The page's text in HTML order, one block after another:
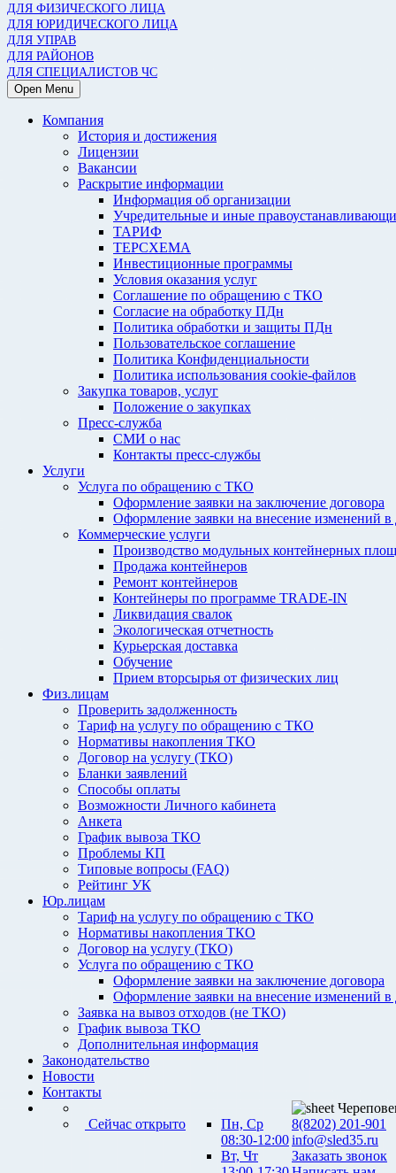
ДЛЯ ФИЗИЧЕСКОГО ЛИЦА
ДЛЯ ЮРИДИЧЕСКОГО ЛИЦА
ДЛЯ УПРАВ
ДЛЯ РАЙОНОВ
ДЛЯ СПЕЦИАЛИСТОВ ЧС
Open Menu
Компания
История и достижения
Лицензии
Вакансии
Раскрытие информации
Информация об организации
Учредительные и иные
ТАРИФ
ТЕРСХЕМА
Инвестиционные программы
Условия оказания услуг
Соглашение по обращению с ТКО
Согласие на обработку ПДн
Политика обработки и защиты ПДн
Пользовательское соглашение
Политика Конфиденциальности
Политика использования cookie-файлов
Закупка товаров, услуг
Положение о закупках
Пресс-служба
СМИ о нас
Контакты пресс-службы
Услуги
Услуга по обращению с ТКО
Оформление заявки на заключение договора
Оформление заявки на внесение изменений в
Коммерческие услуги
Производство модульных контейнерных
Продажа контейнеров
Ремонт контейнеров
Контейнеры по программе TRADE-IN
Ликвидация свалок
Экологическая отчетность
Курьерская доставка
Обучение
Прием вторсырья от физических лиц
Физ.лицам
Проверить задолженность
Тариф на услугу по обращению с ТКО
Нормативы накопления ТКО
Договор на услугу (ТКО)
Бланки заявлений
Способы оплаты
Возможности Личного кабинета
Анкета
График вывоза ТКО
Проблемы КП
Типовые вопросы (FAQ)
Рейтинг УК
Юр.лицам
Тариф на услугу по обращению с ТКО
Нормативы накопления ТКО
Договор на услугу (ТКО)
Услуга по обращению с ТКО
Оформление заявки на заключение договора
Оформление заявки на внесение изменений в
Заявка на вывоз отходов (не ТКО)
График вывоза ТКО
Дополнительная информация
Законодательство
Новости
Контакты
Сейчас открыто
Пн, Ср
08:30-12:00
Вт, Чт
8(8202) 201-901
info@sled35.ru
Заказать звонок